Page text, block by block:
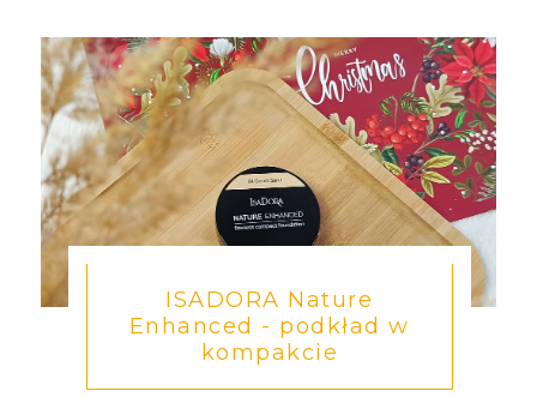
ISADORA Nature
Enhanced - podkład w
kompakcie